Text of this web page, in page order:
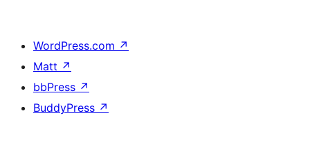
WordPress.com ↗
Matt ↗
bbPress ↗
BuddyPress ↗